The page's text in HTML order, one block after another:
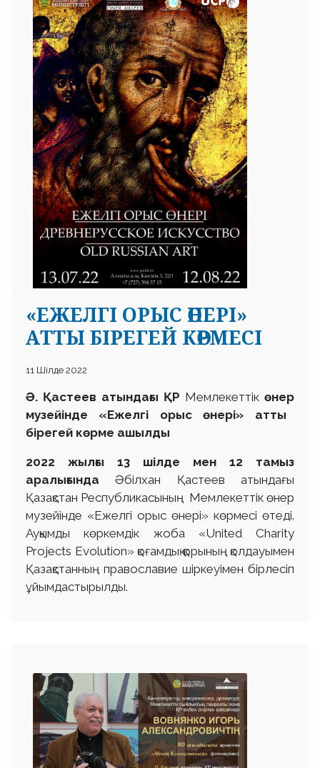
«ЕЖЕЛГІ ОРЫС ӨНЕРІ»
АТТЫ БІРЕГЕЙ КӨРМЕCІ
11 Шілде 2022
Ә. Қастеев атындағы ҚР Мемлекеттік өнер
музейінде «Ежелгі орыс өнері» атты
бірегей көрме ашылды
2022 жылғы 13 шілде мен 12 тамыз
аралығында Әбілхан Қастеев атындағы
Қазақстан Республикасының Мемлекеттік өнер
музейінде «Ежелгі орыс өнері» көрмесі өтеді.
Ауқымды көркемдік жоба «United Charity
Projects Evolution» қоғамдық қорының қолдауымен
Қазақстанның православие шіркеуімен бірлесіп
ұйымдастырылды.